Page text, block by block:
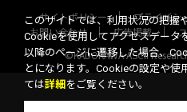
サイトポリシー プライバシ
お問い合わせ
広告掲載
©KADOKAWA ASCII
このサイトでは、利用状況の把握
Cookieを使用してアクセスデータ
以降のページに遷移した場合、
とになります。Cookieの設定や使
ては詳細 をご覧ください。